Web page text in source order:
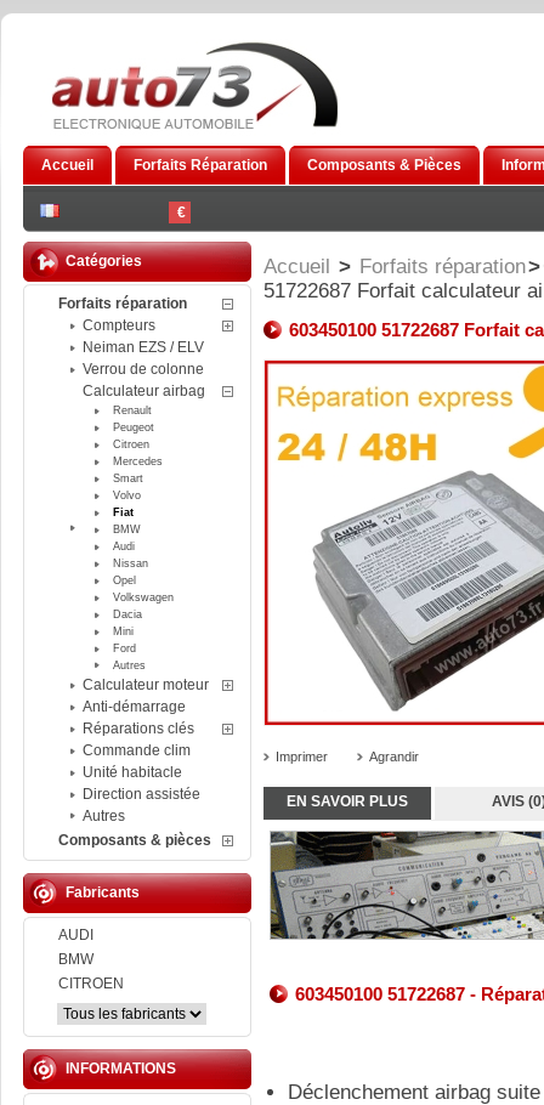
€
Accueil Forfaits Réparation Composants & Pièces
Catégories
Forfaits réparation
Compteurs
Neiman EZS / ELV
Verrou de colonne
Calculateur airbag
Renault
Peugeot
Citroen
Mercedes
Smart
Volvo
Fiat
BMW
Audi
Nissan
Opel
Volkswagen
Dacia
Mini
Ford
Autres
Calculateur moteur
Anti-démarrage
Réparations clés
Commande clim
Unité habitacle
Direction assistée
Autres
Composants & pièces
Fabricants
AUDI
BMW
CITROEN
INFORMATIONS
Accueil > Forfaits réparation>
51722687 Forfait calculateur
603450100 51722687 Forfait
Imprimer Agrandir
EN SAVOIR PLUS AVIS
603450100 51722687 -
Déclenchement airbag